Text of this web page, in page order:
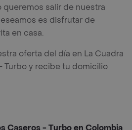
salir de nuestra
es disfrutar de
en casa.
oferta del día en La Cuadra
Turbo y recibe tu domicilio
Caseros - Turbo en Colombia